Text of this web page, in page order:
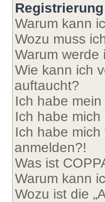
Warum kann
Wozu muss
Warum werde
Wie kann ich
auftaucht?
Ich habe
Ich habe
Ich habe
anmelden?!
Was ist
Warum kann
Wozu ist die